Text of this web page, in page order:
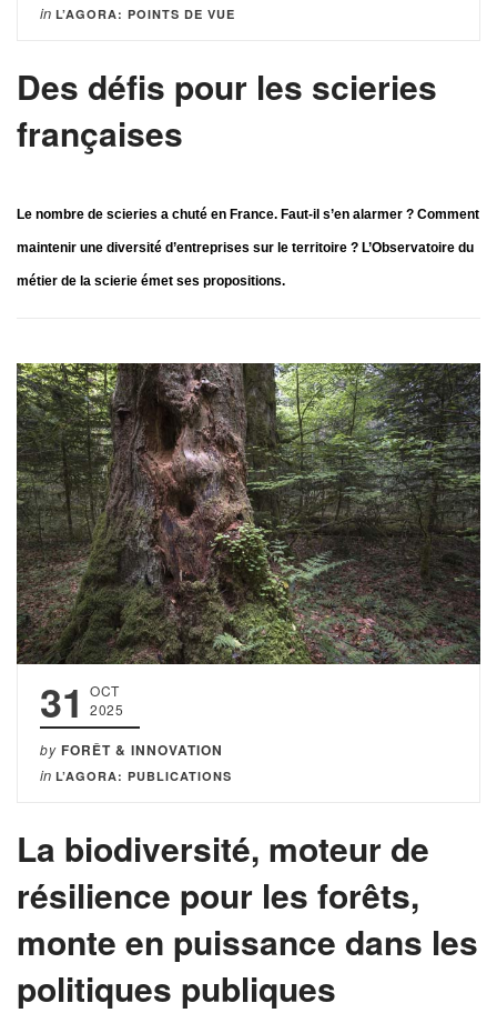
in L’AGORA: POINTS DE VUE
Des défis pour les scieries
françaises
Le nombre de scieries a chuté en France. Faut-il s’en alarmer ? Comment
maintenir une diversité d’entreprises sur le territoire ? L’Observatoire du
métier de la scierie émet ses propositions.
31
OCT
2025
by FORÊT & INNOVATION
in L’AGORA: PUBLICATIONS
La biodiversité, moteur de
résilience pour les forêts,
monte en puissance dans les
politiques publiques